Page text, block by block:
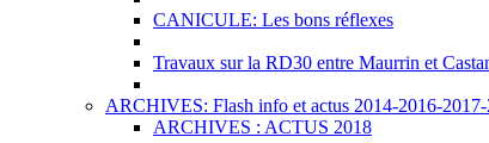
CANICULE: Les bons réflexes
Travaux sur la RD30 entre Maurrin et
ARCHIVES: Flash info et actus 2014-2016-
ARCHIVES : ACTUS 2018